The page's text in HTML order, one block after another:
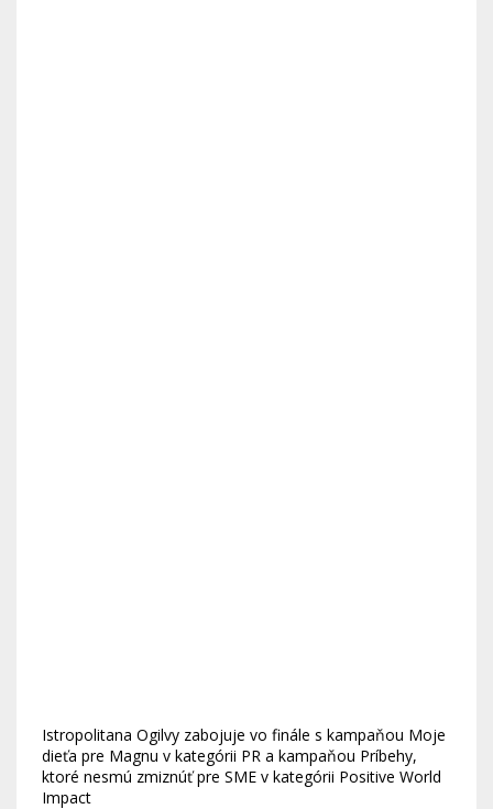
Istropolitana Ogilvy zabojuje vo finále s kampaňou Moje
dieťa pre Magnu v kategórii PR a kampaňou Príbehy,
ktoré nesmú zmiznúť pre SME v kategórii Positive World
Impact